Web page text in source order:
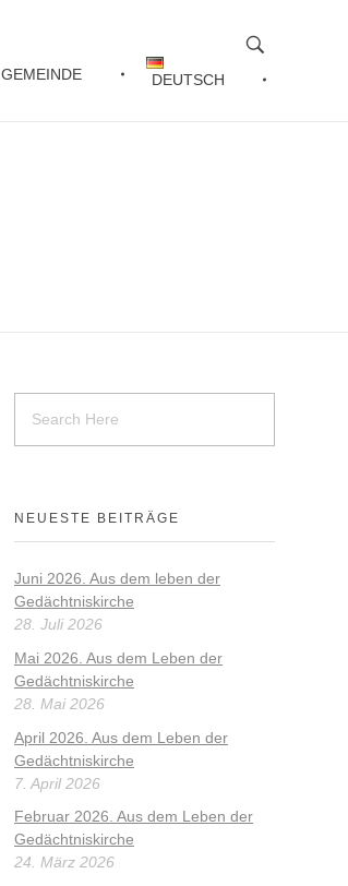
GEMEINDE DEUTSCH
NEUESTE BEITRÄGE
Juni 2026. Aus dem leben der
Gedächtniskirche
28. Juli 2026
Mai 2026. Aus dem Leben der
Gedächtniskirche
28. Mai 2026
April 2026. Aus dem Leben der
Gedächtniskirche
7. April 2026
Februar 2026. Aus dem Leben der
Gedächtniskirche
24. März 2026